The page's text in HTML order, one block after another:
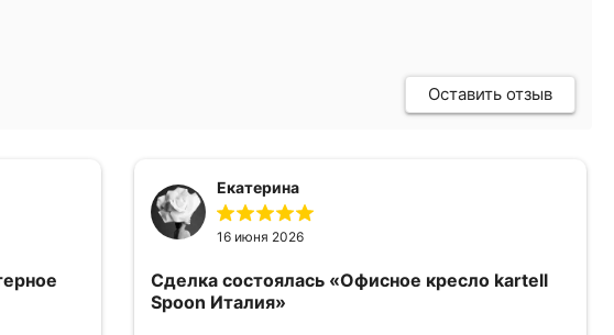
Оставить отзыв
Екатерина
16 июня 2026
Сделка состоялась «Офисное кресло kartell
Spoon Италия»